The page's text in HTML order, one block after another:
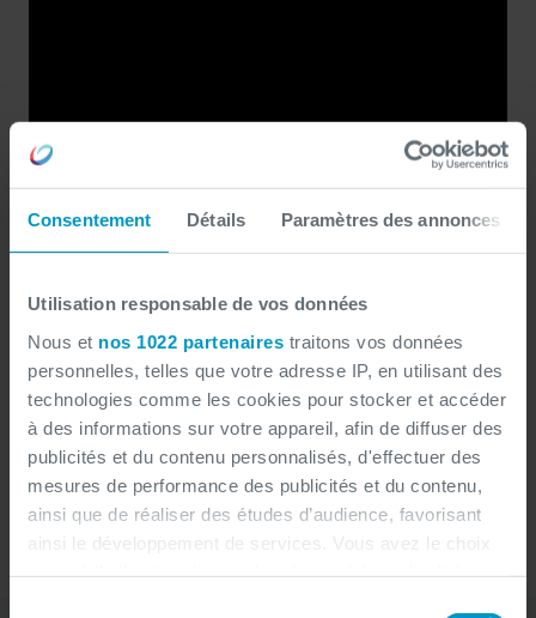
Consentement Détails Paramètres des annonces
Utilisation responsable de vos données
Nous et nos 1022 partenaires traitons vos données
personnelles, telles que votre adresse IP, en utilisant des
technologies comme les cookies pour stocker et accéder
à des informations sur votre appareil, afin de diffuser des
publicités et du contenu personnalisés, d'effectuer des
mesures de performance des publicités et du contenu,
ainsi que de réaliser des études d’audience, favorisant
ainsi le développement de services. Vous avez le choix
leGroupe Fruytier exerce ses activités dans l’
produits finis de haute qualité.
Une large gamme : bois sciés, séchés, rabotés pour
divers secteurs, ainsi que des sous-produits comme
sciure, pellets, plaquettes et écorce. 350 millions de
planches coupées et 175 000 palettes conditionnées
chaque année.